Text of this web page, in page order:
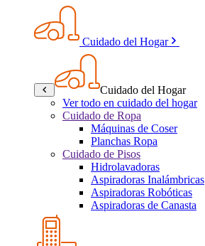
Cuidado del Hogar
Cuidado del Hogar
Ver todo en cuidado del hogar
Cuidado de Ropa
Máquinas de Coser
Planchas Ropa
Cuidado de Pisos
Hidrolavadoras
Aspiradoras Inalámbricas
Aspiradoras Robóticas
Aspiradoras de Canasta